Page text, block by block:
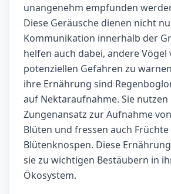
unangenehm empfunden
Diese Geräusche dienen nicht
Kommunikation innerhalb der
helfen auch dabei, andere Vögel
potenziellen Gefahren zu
ihre Ernährung sind
auf Nektaraufnahme. Sie
Zungenansatz zur Aufnahme
Blüten und fressen auch
Blütenknospen. Diese
sie zu wichtigen Bestäubern in
Ökosystem.